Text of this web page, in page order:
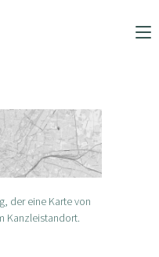
der eine Karte von
Kanzleistandort.